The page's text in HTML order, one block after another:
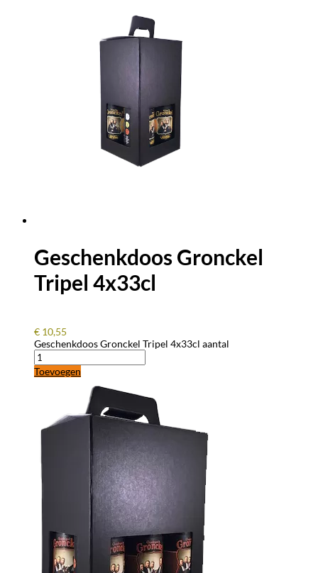
Geschenkdoos Gronckel
Tripel 4x33cl
€ 10,55
Geschenkdoos Gronckel Tripel 4x33cl aantal
Toevoegen